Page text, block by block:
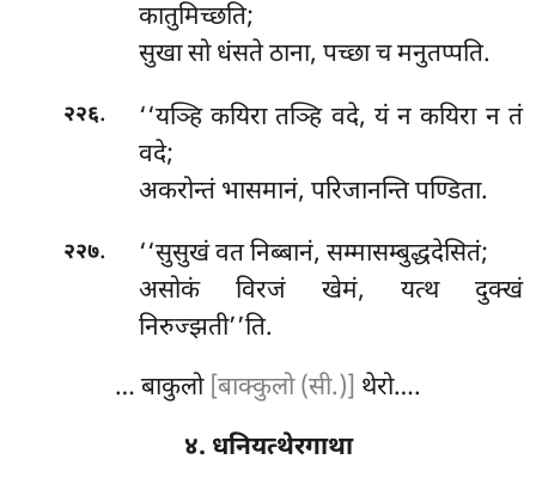
कातुमिच्छति;
सुखा सो धंसते ठाना, पच्छा च मनुतप्पति.
२२६.
‘‘यञ्हि कयिरा तञ्हि वदे, यं न कयिरा न तं
वदे;
अकरोन्तंभासमानं, परिजानन्ति पण्डिता.
२२७. ‘‘सुसुखंवत निब्बानं, सम्मासम्बुद्धदेसितं;
असोकं विरजं खेमं, यत्थ दुक्खं
निरुज्झती’’ति.
… बाकुलो [बाक्कुलो (सी.)] थेरो….
४. धनियत्थेरगाथा